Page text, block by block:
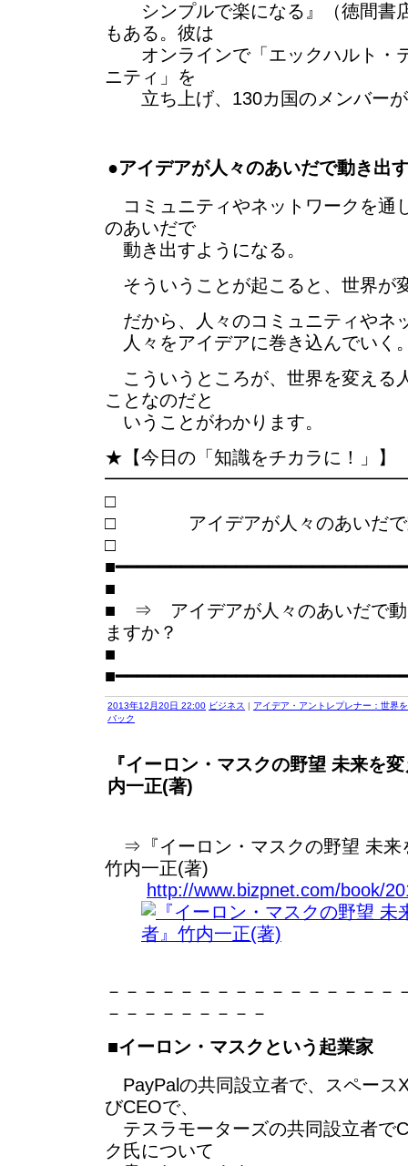
シンプルで楽になる』（徳間書
もある。彼は
オンラインで「エックハルト・
ニティ」を
立ち上げ、130カ国のメンバーが
●アイデアが人々のあいだで動き出
コミュニティやネットワークを通
のあいだで
動き出すようになる。
そういうことが起こると、世界が
だから、人々のコミュニティやネ
人々をアイデアに巻き込んでいく
こういうところが、世界を変える
ことなのだと
いうことがわかります。
★【今日の「知識をチカラに！」】
□ アイデアが人々のあいだで動
■
■ ⇒ アイデアが人々のあいだで動
ますか？
■
2013年12月20日 22:00 ビジネス | アイデア・アントレプレナー：世界
バック
『イーロン・マスクの野望 未来を
内一正(著)
⇒『イーロン・マスクの野望 未来
竹内一正(著)
http://www.bizpnet.com/book/
－－－－－－－－－－－－－－－－
－－－－－－－－－
■イーロン・マスクという起業家
PayPalの共同設立者で、スペース
びCEOで、
テスラモーターズの共同設立者で
ク氏について